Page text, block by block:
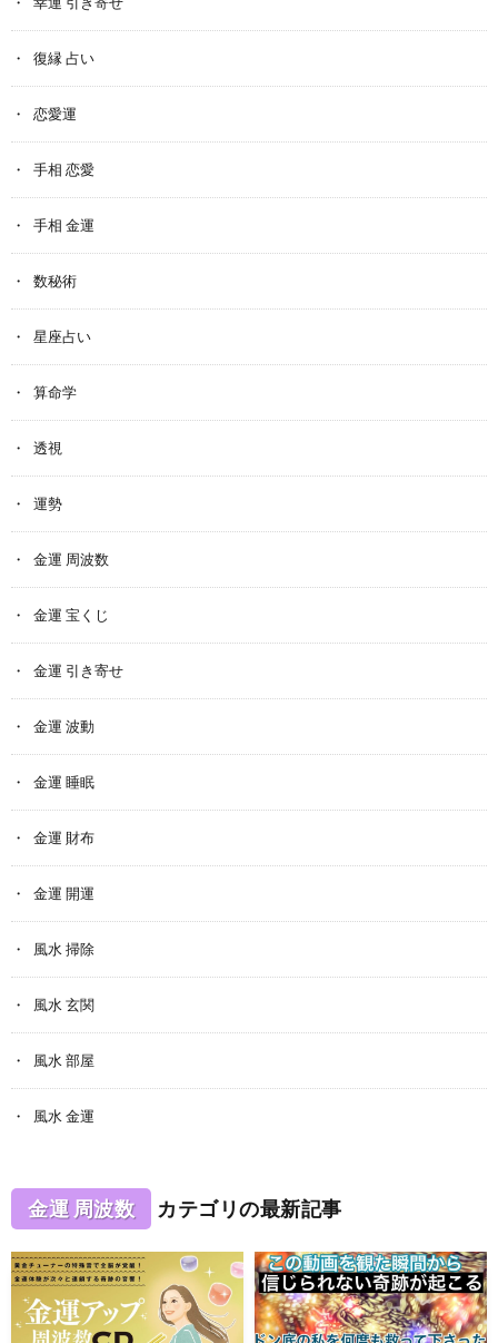
復縁 占い
恋愛運
手相 恋愛
手相 金運
数秘術
星座占い
算命学
透視
運勢
金運 周波数
金運 宝くじ
金運 引き寄せ
金運 波動
金運 睡眠
金運 財布
金運 開運
風水 掃除
風水 玄関
風水 部屋
風水 金運
金運 周波数 カテゴリの最新記事